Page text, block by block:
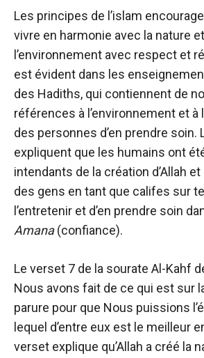
Les principes de l’islam
vivre en harmonie avec la nature
l’environnement avec respect et
est évident dans les
des Hadiths, qui contiennent de
références à l’environnement et à
des personnes d’en prendre soin.
expliquent que les humains ont
intendants de la création d’Allah et
des gens en tant que califes sur
l’entretenir et d’en prendre soin
Amana(confiance).
Le verset 7 de la sourate Al-Kahf
Nous avons fait de ce qui est sur
parure pour que Nous puissions
lequel d’entre eux est le meilleur
verset explique qu’Allah a créé la